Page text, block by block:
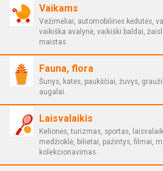
Vaikams
Vežimėliai, automobilinės kėdutės,
vaikiška avalynė, vaikiški baldai,
maistas.
Fauna, flora
Šunys, katės, paukščiai, žuvys,
augalai.
Laisvalaikis
Kelionės, turizmas, sportas,
medžioklė, bilietai, pažintys, filmai,
kolekcionavimas.